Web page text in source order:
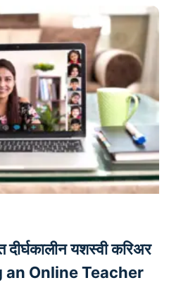
दीर्घकालीन यशस्वी करिअर
an Online Teacher